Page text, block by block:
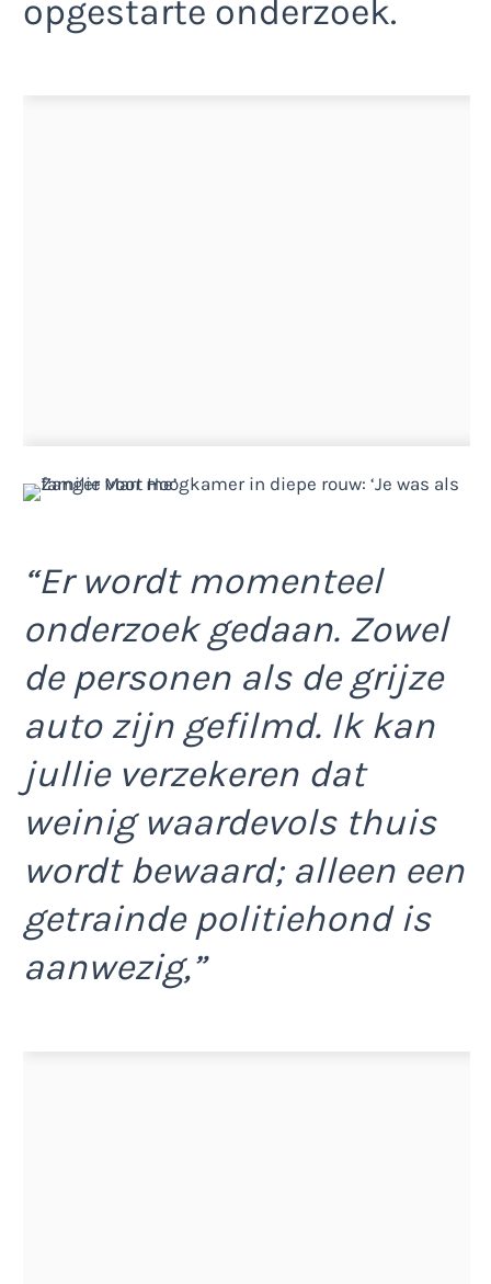
opgestarte onderzoek.
“Er wordt momenteel
onderzoek gedaan. Zowel
de personen als de grijze
auto zijn gefilmd. Ik kan
jullie verzekeren dat
weinig waardevols thuis
wordt bewaard; alleen een
getrainde politiehond is
aanwezig,”